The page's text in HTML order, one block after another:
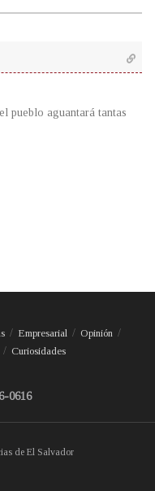
pueblo aguantará tantas
Empresarial
Opinión
Curiosidades
0616
de El Salvador